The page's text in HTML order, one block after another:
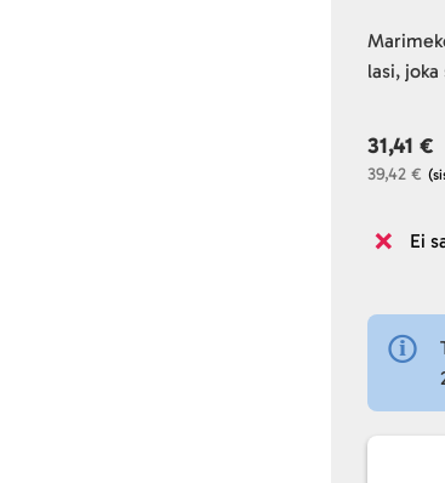
lasi,
39,42 €
31,41 €
Ei